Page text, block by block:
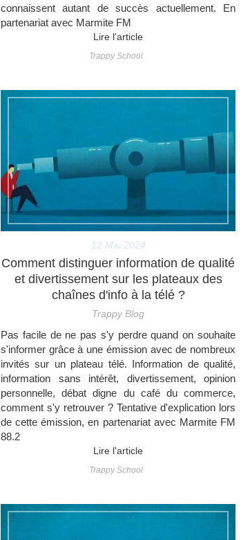
connaissent autant de succès actuellement. En
partenariat avec Marmite FM
Lire l'article
Trappy School
12 Mai 2024
Comment distinguer information de qualité
et divertissement sur les plateaux des
chaînes d'info à la télé ?
Trappy Blog
Pas facile de ne pas s'y perdre quand on souhaite
s'informer grâce à une émission avec de nombreux
invités sur un plateau télé. Information de qualité,
information sans intérêt, divertissement, opinion
personnelle, débat digne du café du commerce,
comment s'y retrouver ? Tentative d'explication lors
de cette émission, en partenariat avec Marmite FM
88.2
Lire l'article
Trappy School